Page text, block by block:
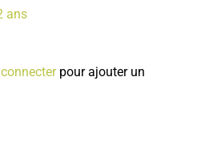
ans
pour ajouter un